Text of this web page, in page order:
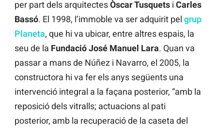
per part dels arquitectesÒscar Tusquets i Carles
Bassó. El 1998, l’immoble va ser adquirit pel grup
Planeta, que hi va ubicar, entre altres espais, la
seu de la Fundació José Manuel Lara. Quan va
passar a mans de Núñez i Navarro, el 2005, la
constructora hi va fer els anys següents una
intervenció integral a la façana posterior, “amb la
reposició dels vitralls; actuacions al pati
posterior, amb la recuperació de la caseta del